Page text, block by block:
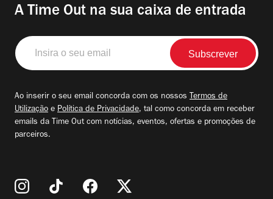
A Time Out na sua caixa de entrada
Insira
o
seu
Ao inserir o seu email concorda com os nossos Termos de
Utilização e Política de Privacidade, tal como concorda em receber
emails da Time Out com notícias, eventos, ofertas e promoções de
parceiros.